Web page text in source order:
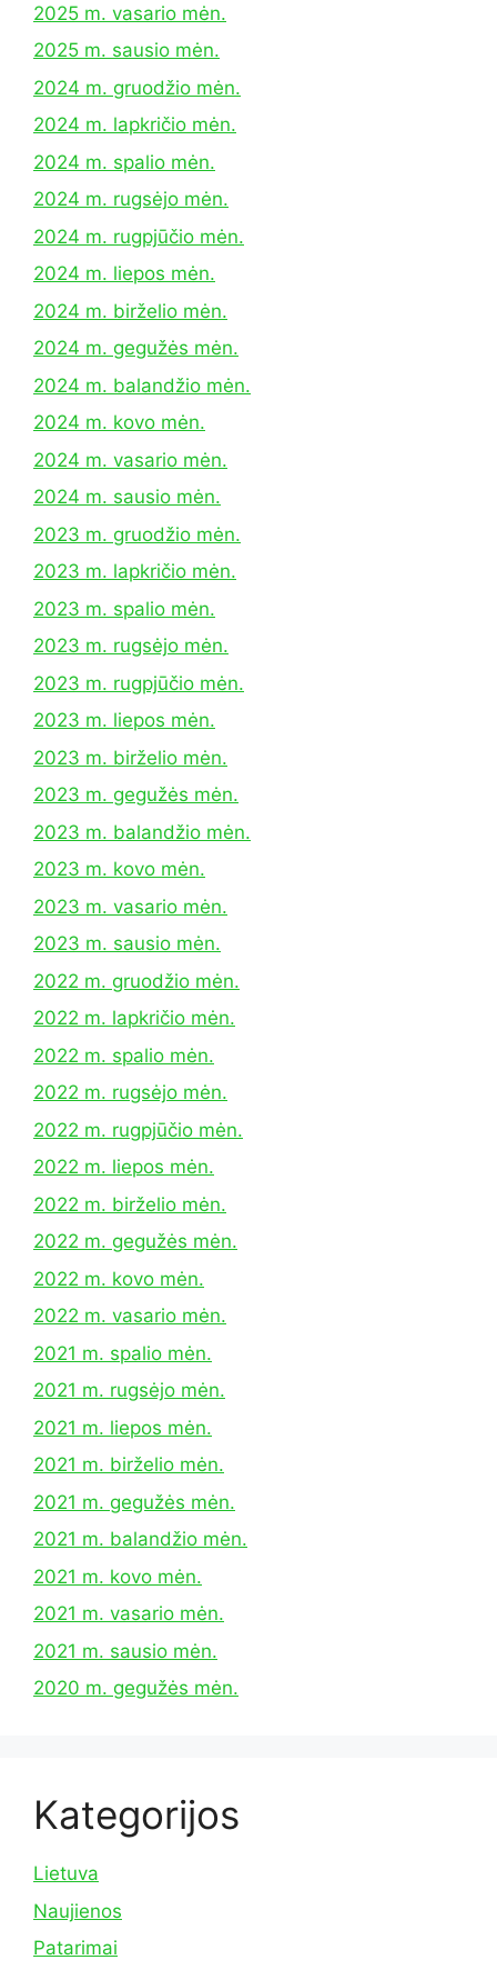
2025 m. vasario mėn.
2025 m. sausio mėn.
2024 m. gruodžio mėn.
2024 m. lapkričio mėn.
2024 m. spalio mėn.
2024 m. rugsėjo mėn.
2024 m. rugpjūčio mėn.
2024 m. liepos mėn.
2024 m. birželio mėn.
2024 m. gegužės mėn.
2024 m. balandžio mėn.
2024 m. kovo mėn.
2024 m. vasario mėn.
2024 m. sausio mėn.
2023 m. gruodžio mėn.
2023 m. lapkričio mėn.
2023 m. spalio mėn.
2023 m. rugsėjo mėn.
2023 m. rugpjūčio mėn.
2023 m. liepos mėn.
2023 m. birželio mėn.
2023 m. gegužės mėn.
2023 m. balandžio mėn.
2023 m. kovo mėn.
2023 m. vasario mėn.
2023 m. sausio mėn.
2022 m. gruodžio mėn.
2022 m. lapkričio mėn.
2022 m. spalio mėn.
2022 m. rugsėjo mėn.
2022 m. rugpjūčio mėn.
2022 m. liepos mėn.
2022 m. birželio mėn.
2022 m. gegužės mėn.
2022 m. kovo mėn.
2022 m. vasario mėn.
2021 m. spalio mėn.
2021 m. rugsėjo mėn.
2021 m. liepos mėn.
2021 m. birželio mėn.
2021 m. gegužės mėn.
2021 m. balandžio mėn.
2021 m. kovo mėn.
2021 m. vasario mėn.
2021 m. sausio mėn.
2020 m. gegužės mėn.
Kategorijos
Lietuva
Naujienos
Patarimai